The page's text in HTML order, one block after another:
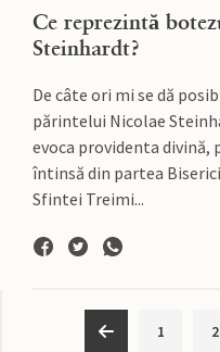
Ce reprezintă
Steinhardt?
De câte ori mi se dă
părintelui Nicolae
evoca providenta divină,
întinsă din partea
Sfintei Treimi...
1 2